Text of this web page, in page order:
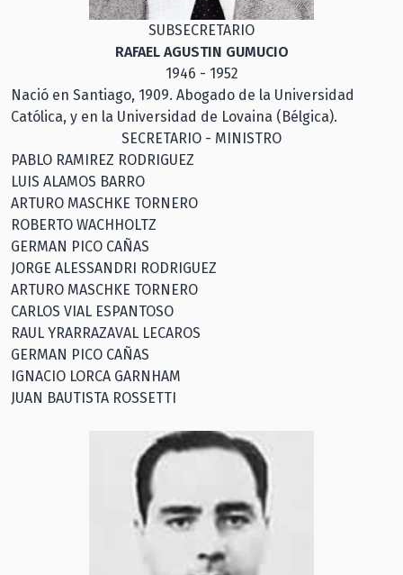
SUBSECRETARIO
RAFAEL AGUSTIN GUMUCIO
1946 - 1952
Nació en Santiago, 1909. Abogado de la Universidad
Católica, y en la Universidad de Lovaina (Bélgica).
SECRETARIO - MINISTRO
PABLO RAMIREZ RODRIGUEZ
LUIS ALAMOS BARRO
ARTURO MASCHKE TORNERO
ROBERTO WACHHOLTZ
GERMAN PICO CAÑAS
JORGE ALESSANDRI RODRIGUEZ
ARTURO MASCHKE TORNERO
CARLOS VIAL ESPANTOSO
RAUL YRARRAZAVAL LECAROS
GERMAN PICO CAÑAS
IGNACIO LORCA GARNHAM
JUAN BAUTISTA ROSSETTI